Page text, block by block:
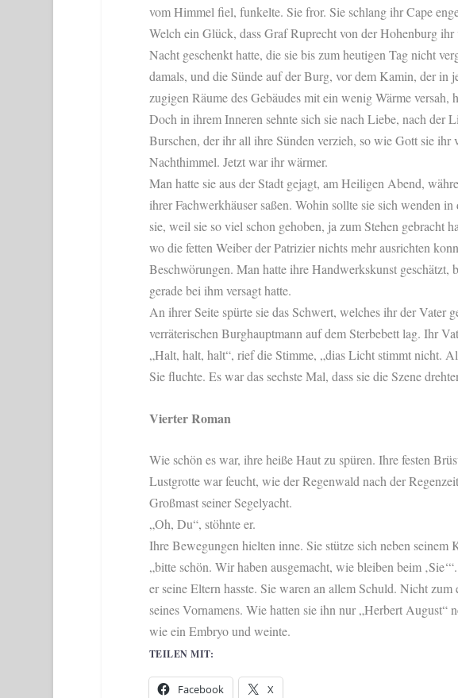
vom Himmel fiel, funkelte. Sie fror. Sie schlang ihr Cape
Welch ein Glück, dass Graf Ruprecht von der Hohenburg
Nacht geschenkt hatte, die sie bis zum heutigen Tag nicht
damals, und die Sünde auf der Burg, vor dem Kamin, der in
zugigen Räume des Gebäudes mit ein wenig Wärme versah,
Doch in ihrem Inneren sehnte sich sie nach Liebe, nach der
Burschen, der ihr all ihre Sünden verzieh, so wie Gott sie ihr
Nachthimmel. Jetzt war ihr wärmer.
Man hatte sie aus der Stadt gejagt, am Heiligen Abend,
ihrer Fachwerkhäuser saßen. Wohin sollte sie sich wenden
sie, weil sie so viel schon gehoben, ja zum Stehen gebracht
wo die fetten Weiber der Patrizier nichts mehr ausrichten
Beschwörungen. Man hatte ihre Handwerkskunst geschätzt,
gerade bei ihm versagt hatte.
An ihrer Seite spürte sie das Schwert, welches ihr der Vater
verräterischen Burghauptmann auf dem Sterbebett lag. Ihr
„Halt, halt, halt“, rief die Stimme, „dias Licht stimmt nicht.
Sie fluchte. Es war das sechste Mal, dass sie die Szene
Vierter Roman
Wie schön es war, ihre heiße Haut zu spüren. Ihre festen
Lustgrotte war feucht, wie der Regenwald nach der
Großmast seiner Segelyacht.
„Oh, Du“, stöhnte er.
Ihre Bewegungen hielten inne. Sie stütze sich neben seinem
„bitte schön. Wir haben ausgemacht, wie bleiben beim
er seine Eltern hasste. Sie waren an allem Schuld. Nicht
seines Vornamens. Wie hatten sie ihn nur „Herbert August“
wie ein Embryo und weinte.
TEILEN MIT:
Facebook X